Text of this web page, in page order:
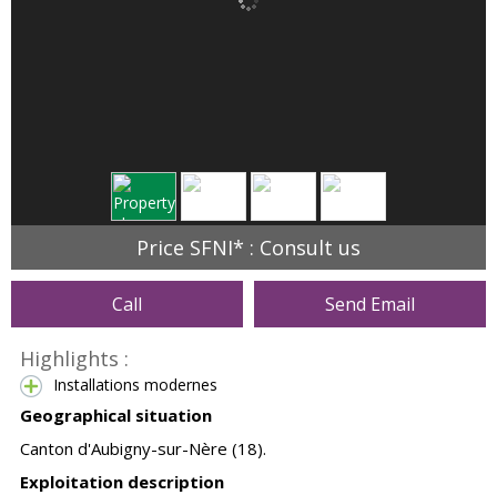
Price SFNI* : Consult us
Call Send Email
Highlights :
Installations modernes
Geographical situation
Canton d'Aubigny-sur-Nère (18).
Exploitation description